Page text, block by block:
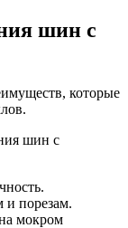
шин с
которые
шин с
и порезам.
мокром